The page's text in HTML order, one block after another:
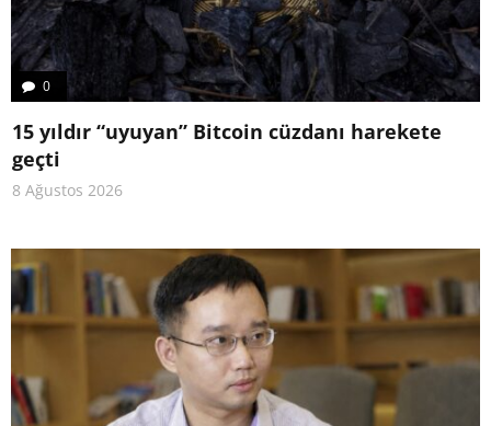
0
15 yıldır “uyuyan” Bitcoin cüzdanı harekete
geçti
8 Ağustos 2026